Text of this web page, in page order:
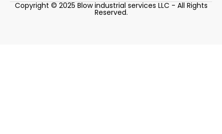
Copyright © 2025 Blow industrial services LLC - All Rights
Reserved.